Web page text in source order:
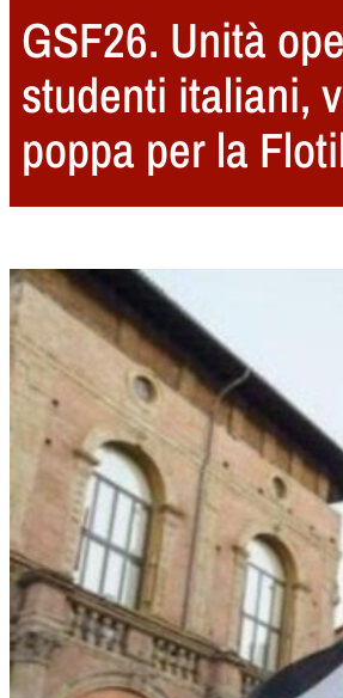
GSF26. Unità
studenti italiani,
poppa per la